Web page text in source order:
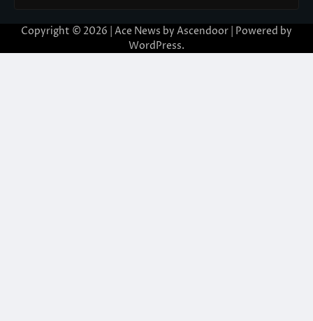
Copyright © 2026 | Ace News by Ascendoor | Powered by
WordPress.